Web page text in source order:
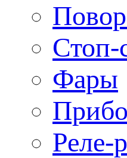
Стоп-
Фары
Реле-